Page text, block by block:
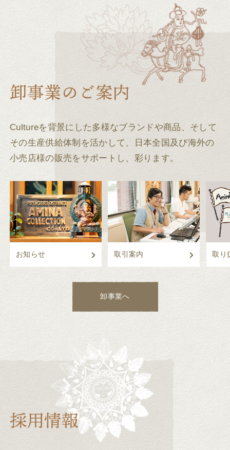
Cultureを背景にした多様なブランドや商品、そして
その生産供給体制を活かして、
日本全国及び海外の
小売店様の販売をサポートし、彩ります。
お知らせ 取引案内 取り
卸事業へ